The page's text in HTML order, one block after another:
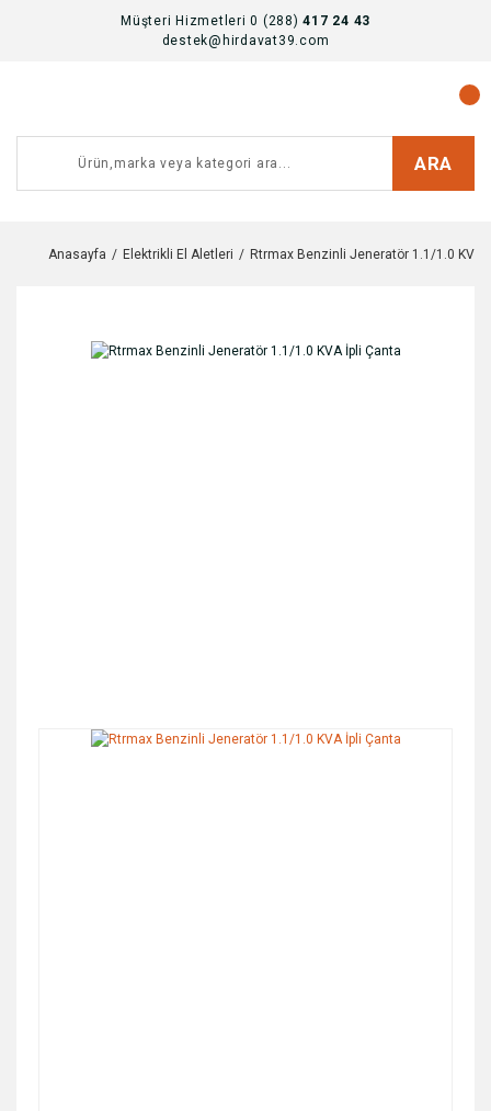
Müşteri Hizmetleri 0 (288)417 24 43
destek@hirdavat39.com
ARA
Anasayfa Elektrikli El Aletleri Rtrmax Benzinli Jeneratör 1.1/1.0 KVA